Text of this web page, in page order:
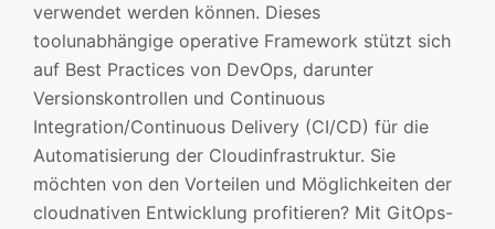
verwendet werden können. Dieses
toolunabhängige operative Framework stützt sich
auf Best Practices von DevOps, darunter
Versionskontrollen und Continuous
Integration/Continuous Delivery (CI/CD) für die
Automatisierung der Cloudinfrastruktur. Sie
möchten von den Vorteilen und Möglichkeiten der
cloudnativen Entwicklung profitieren? Mit GitOps-